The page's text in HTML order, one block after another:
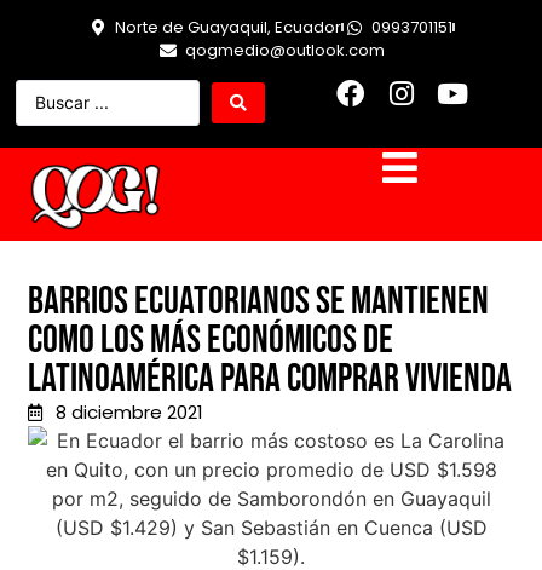
Norte de Guayaquil, Ecuador
0993701151
qogmedio@outlook.com
Barrios ecuatorianos se mantienen
como los más económicos de
Latinoamérica para comprar vivienda
8 diciembre 2021